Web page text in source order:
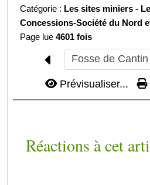
Catégorie : Les sites miniers -
Concessions-Société du Nord
Page lue4601 fois
Prévisualiser...
Réactions à cet